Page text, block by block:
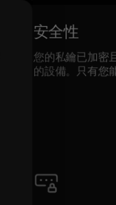
安全性
您的私鑰已加密
的設備。只有您